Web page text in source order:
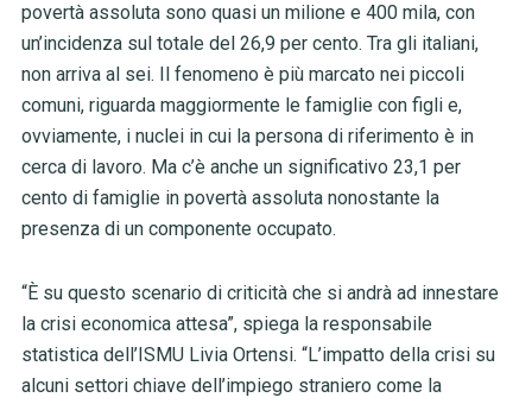
povertà assoluta sono quasi un milione e 400 mila, con
un’incidenza sul totale del 26,9 per cento. Tra gli italiani,
non arriva al sei. Il fenomeno è più marcato nei piccoli
comuni, riguarda maggiormente le famiglie con figli e,
ovviamente, i nuclei in cui la persona di riferimento è in
cerca di lavoro. Ma c’è anche un significativo 23,1 per
cento di famiglie in povertà assoluta nonostante la
presenza di un componente occupato.
“È su questo scenario di criticità che si andrà ad innestare
la crisi economica attesa”, spiega la responsabile
statistica dell’ISMU Livia Ortensi. “L’impatto della crisi su
alcuni settori chiave dell’impiego straniero come la